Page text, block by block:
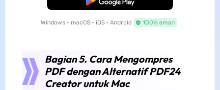
Windows • macOS • iOS • Android 100% aman
Bagian 5. Cara Mengompres
PDF dengan Alternatif PDF24
Creator untuk Mac